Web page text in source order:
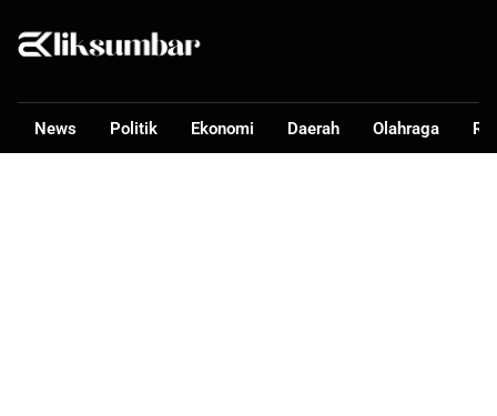
News Politik Ekonomi Daerah Olahraga